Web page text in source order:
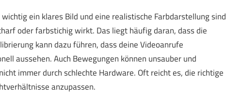
ein klares Bild und eine realistische Farbdarstellung
oder farbstichig wirkt. Das liegt häufig daran, dass die
kann dazu führen, dass deine Videoanrufe
aussehen. Auch Bewegungen können unsauber und
immer durch schlechte Hardware. Oft reicht es, die richtige
anzupassen.